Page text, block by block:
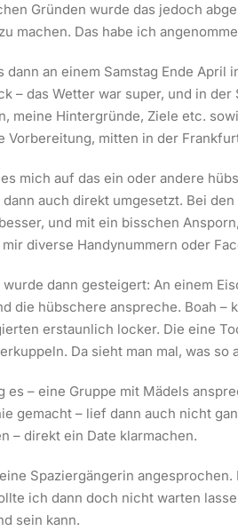
Gründen wurde das jedoch
machen. Das habe ich
dann an einem Samstag Ende
– das Wetter war super, und in
meine Hintergründe, Ziele etc.
Vorbereitung, mitten in der
mich auf das ein oder andere
dann auch direkt umgesetzt. Bei
und mit ein bisschen
diverse Handynummern oder
wurde dann gesteigert: An einem
die hübschere anspreche. Boah –
erstaunlich locker. Die eine
Da sieht man mal, was so
es – eine Gruppe mit Mädels
gemacht – lief dann auch nicht
– direkt ein Date klarmachen.
eine Spaziergängerin
ich dann doch nicht warten
sein kann.